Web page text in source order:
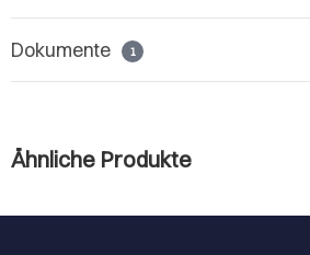
Dokumente 1
Ähnliche Produkte